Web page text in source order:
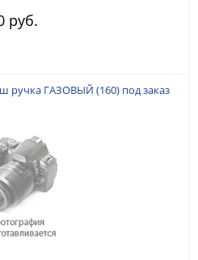
руб.
ручка ГАЗОВЫЙ (160) под заказ